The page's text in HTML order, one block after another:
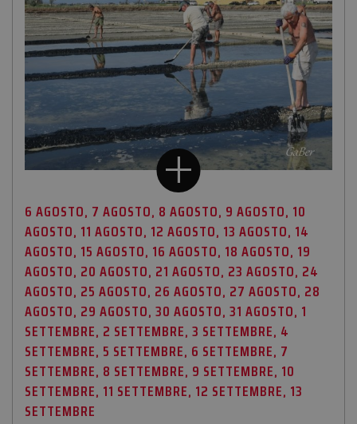
6 AGOSTO, 7 AGOSTO, 8 AGOSTO, 9 AGOSTO, 10
AGOSTO, 11 AGOSTO, 12 AGOSTO, 13 AGOSTO, 14
AGOSTO, 15 AGOSTO, 16 AGOSTO, 18 AGOSTO, 19
AGOSTO, 20 AGOSTO, 21 AGOSTO, 23 AGOSTO, 24
AGOSTO, 25 AGOSTO, 26 AGOSTO, 27 AGOSTO, 28
AGOSTO, 29 AGOSTO, 30 AGOSTO, 31 AGOSTO, 1
SETTEMBRE, 2 SETTEMBRE, 3 SETTEMBRE, 4
SETTEMBRE, 5 SETTEMBRE, 6 SETTEMBRE, 7
SETTEMBRE, 8 SETTEMBRE, 9 SETTEMBRE, 10
SETTEMBRE, 11 SETTEMBRE, 12 SETTEMBRE, 13
SETTEMBRE